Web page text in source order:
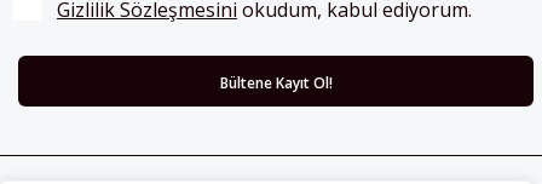
Gizlilik Sözleşmesini okudum, kabul ediyorum.